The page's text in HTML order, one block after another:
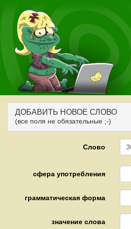
ДОБАВИТЬ НОВОЕ СЛОВО
(все поля не обязательные ;-)
Слово
сфера употребления
грамматическая форма
значение слова